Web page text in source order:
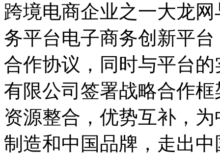
跨境电商企业之一大龙
务平台电子商务创新平
合作协议，同时与平台
有限公司签署战略合作
资源整合，优势互补，
制造和中国品牌 ，走出